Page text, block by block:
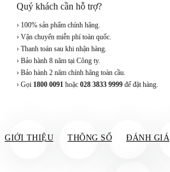
Quý khách cần hỗ trợ?
› 100% sản phẩm chính hãng.
› Vận chuyển miễn phí toàn quốc.
› Thanh toán sau khi nhận hàng.
› Bảo hành 8 năm tại Công ty.
› Bảo hành 2 năm chính hãng toàn cầu.
› Gọi 1800 0091 hoặc 028 3833 9999 để đặt hàng.
GIỚI THIỆU THÔNG SỐ ĐÁNH GIÁ